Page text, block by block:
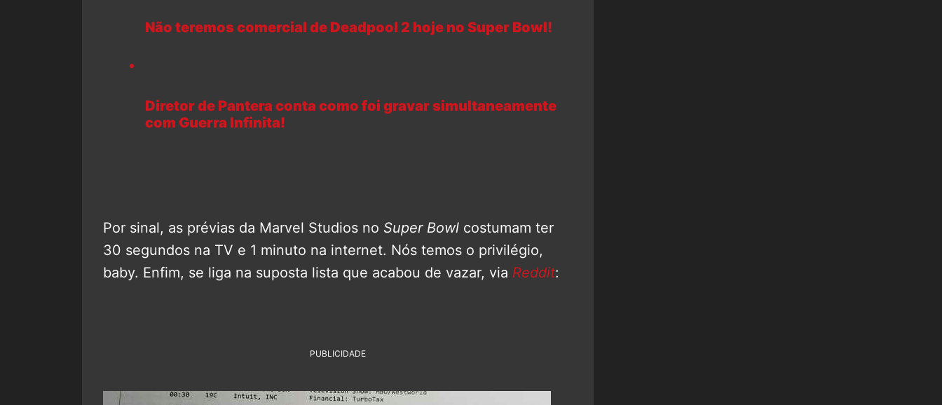
Não teremos comercial de Deadpool 2 hoje no Super Bowl!
Diretor de Pantera conta como foi gravar simultaneamente
com Guerra Infinita!
Por sinal, as prévias da Marvel Studios no Super Bowl costumam ter
30 segundos na TV e 1 minuto na internet. Nós temos o privilégio,
baby. Enfim, se liga na suposta lista que acabou de vazar, via Reddit:
PUBLICIDADE